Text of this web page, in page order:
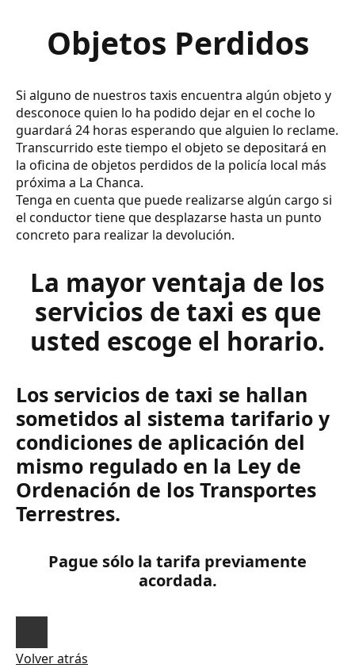
Objetos Perdidos
Si alguno de nuestros taxis encuentra algún objeto y
desconoce quien lo ha podido dejar en el coche lo
guardará 24 horas esperando que alguien lo reclame.
Transcurrido este tiempo el objeto se depositará en
la oficina de objetos perdidos de la policía local más
próxima a La Chanca.
Tenga en cuenta que puede realizarse algún cargo si
el conductor tiene que desplazarse hasta un punto
concreto para realizar la devolución.
La mayor ventaja de los
servicios de taxi es que
usted escoge el horario.
Los servicios de taxi se hallan
sometidos al sistema tarifario y
condiciones de aplicación del
mismo regulado en la Ley de
Ordenación de los Transportes
Terrestres.
Pague sólo la tarifa previamente
acordada.
Volver atrás